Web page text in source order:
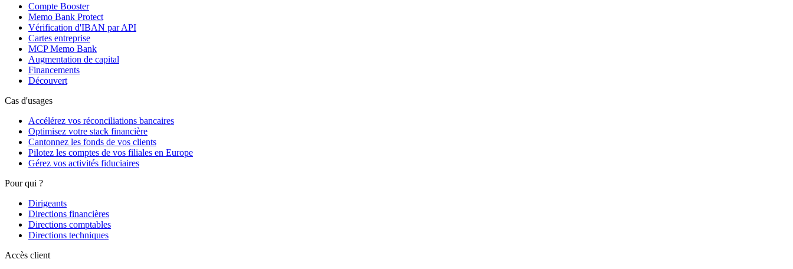
Compte Booster
Memo Bank Protect
Vérification d'IBAN par API
Cartes entreprise
MCP Memo Bank
Augmentation de capital
Financements
Découvert
Cas d'usages
Accélérez vos réconciliations bancaires
Optimisez votre stack financière
Cantonnez les fonds de vos clients
Pilotez les comptes de vos filiales en Europe
Gérez vos activités fiduciaires
Pour qui ?
Dirigeants
Directions financières
Directions comptables
Directions techniques
Accès client